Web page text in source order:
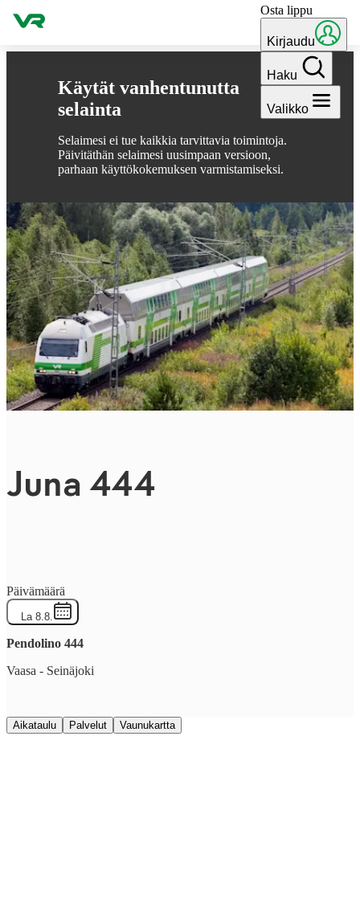
Käytät vanhentunutta
selainta
Selaimesi ei tue kaikkia tarvittavia toimintoja.
Päivitäthän selaimesi uusimpaan versioon,
parhaan käyttökokemuksen varmistamiseksi.
Hyppää sisältöön Osta lippu
Kirjaudu
Haku
Valikko
Juna 444
Päivämäärä
La 8.8.
Pendolino 444
Vaasa - Seinäjoki
Aikataulu Palvelut Vaunukartta